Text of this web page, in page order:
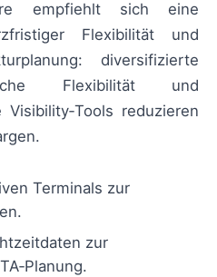
empfiehlt sich eine
Flexibilität und
diversifizierte
Flexibilität und
reduzieren
Terminals zur
zur